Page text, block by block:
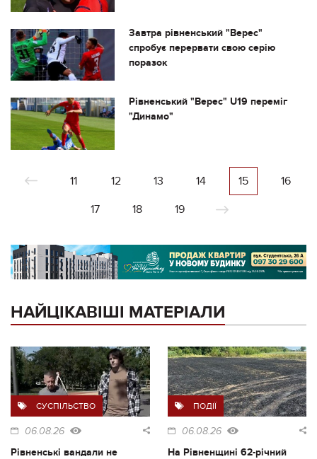
Завтра рівненський "Верес"
спробує перервати свою серію
поразок
Рівненський "Верес" U19 переміг
"Динамо"
11 12 13 14 15
16
17
18 19
НАЙЦІКАВІШІ МАТЕРІАЛИ
СУСПІЛЬСТВО
06.08.26
Рівненські вандали не
ПОДІЇ
06.08.26
На Рівненщині 62-річний